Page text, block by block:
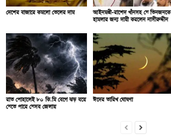
দেশের বাজারে কমলো তেলের দাম
আইনমন্ত্রী-রাশেদ খাঁনসহ যে তিনজনকে
হামলার জন্য দায়ী করলেন নাসীরুদ্দীন
রাত পোহালেই ৮০ কি.মি বেগে ঝড় বয়ে
যেতে পারে যেসব জেলায়
ঈদের তারিখ ঘোষণা